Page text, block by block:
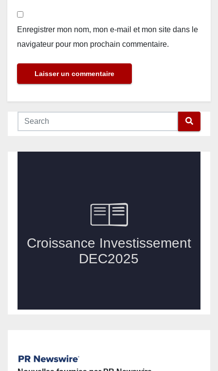
Enregistrer mon nom, mon e-mail et mon site dans le
navigateur pour mon prochain commentaire.